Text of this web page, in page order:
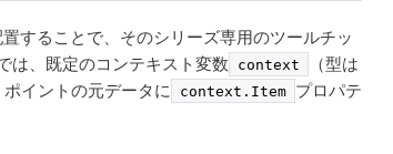
することで、そのシリーズ専用のツールチッ
は、既定のコンテキスト変数
context （型は
イントの元データに context. Item プロパテ